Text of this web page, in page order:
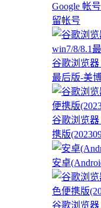
Google 帐
留帐号
谷歌浏览器
最后版-美
谷歌浏览器
携版
安卓
谷歌浏览器